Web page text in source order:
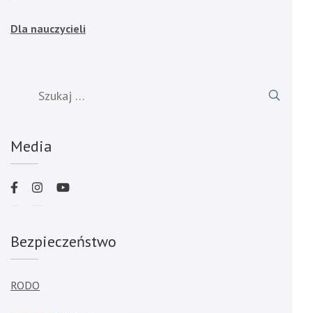
Dla nauczycieli
Media
Bezpieczeństwo
RODO